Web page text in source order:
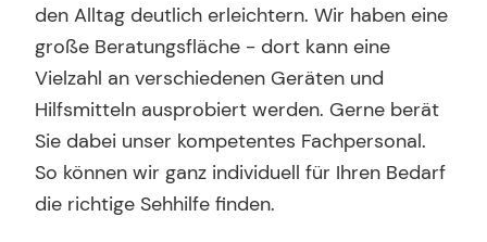
den Alltag deutlich erleichtern. Wir haben eine
große Beratungsfläche - dort kann eine
Vielzahl an verschiedenen Geräten und
Hilfsmitteln ausprobiert werden. Gerne berät
Sie dabei unser kompetentes Fachpersonal.
So können wir ganz individuell für Ihren Bedarf
die richtige Sehhilfe finden.